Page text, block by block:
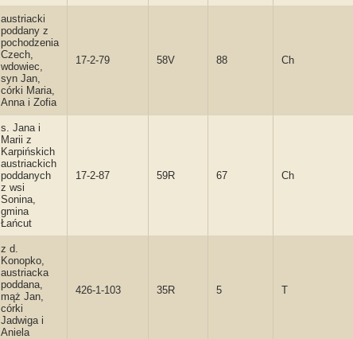
austriacki
poddany z
pochodzenia
Czech,
wdowiec,
syn Jan,
córki Maria,
Anna i Zofia
17-2-79 58V 88 Ch
s. Jana i
Marii z
Karpińskich
austriackich
poddanych
z wsi
Sonina,
gmina
Łańcut
17-2-87 59R 67 Ch
z d.
Konopko,
austriacka
poddana,
mąż Jan,
córki
Jadwiga i
Aniela
426-1-103 35R 5 T